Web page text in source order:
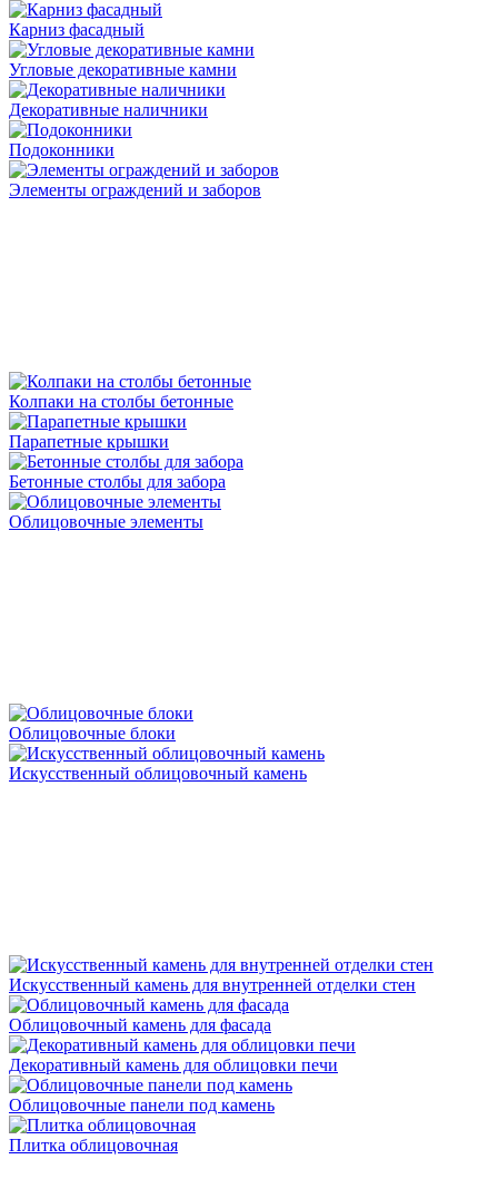
Карниз фасадный
Угловые декоративные камни
Декоративные наличники
Подоконники
Элементы ограждений и заборов
Колпаки на столбы бетонные
Парапетные крышки
Бетонные столбы для забора
Облицовочные элементы
Облицовочные блоки
Искусственный облицовочный камень
Искусственный камень для внутренней отделки стен
Облицовочный камень для фасада
Декоративный камень для облицовки печи
Облицовочные панели под камень
Плитка облицовочная